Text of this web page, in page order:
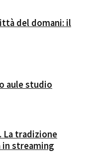
del domani: il
aule studio
La tradizione
in streaming